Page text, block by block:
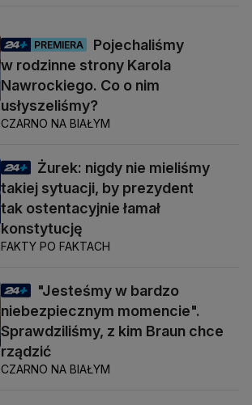
PREMIERA
Pojechaliśmy
w rodzinne strony Karola
Nawrockiego. Co o nim
usłyszeliśmy?
CZARNO NA BIAŁYM
Żurek: nigdy nie mieliśmy
takiej sytuacji, by prezydent
tak ostentacyjnie łamał
konstytucję
FAKTY PO FAKTACH
"Jesteśmy w bardzo
niebezpiecznym momencie".
Sprawdziliśmy, z kim Braun chce
rządzić
CZARNO NA BIAŁYM